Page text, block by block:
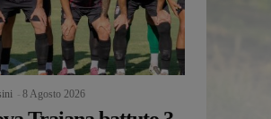
8 Agosto 2026